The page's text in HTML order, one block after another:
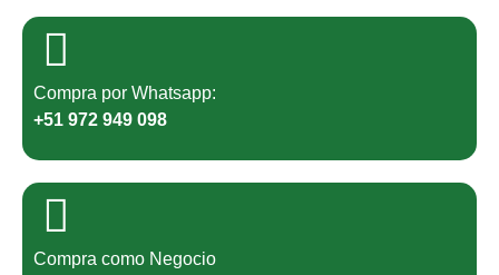
Compra por Whatsapp:
+51 972 949 098
Compra como Negocio